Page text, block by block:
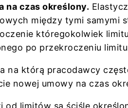
na czas określony.
między tymi samymi
któregokolwiek
po przekroczeniu
na którą pracodawcy
nowej umowy na czas
od limitów są ściśle